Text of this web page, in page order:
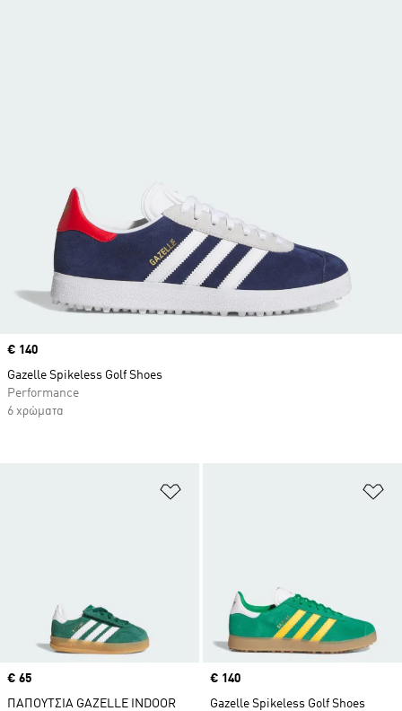
Προσθήκη στη Λίστα Επιθυμιών
Price
€ 65
ΠΑΠΟΥΤΣΙΑ GAZELLE INDOOR
Price
€ 140
Gazelle Spikeless Golf Shoes
Price
€ 140
Gazelle Spikeless Golf Shoes
Performance
6 χρώματα